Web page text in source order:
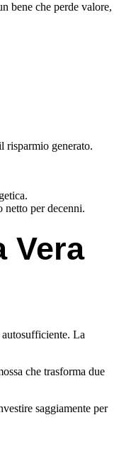
bene che perde valore,
risparmio generato.
per decenni.
Vera
La
che trasforma due
saggiamente per